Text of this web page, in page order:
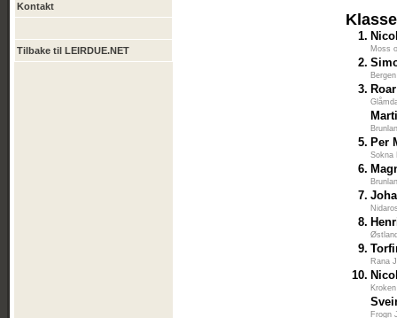
Kontakt
Tilbake til LEIRDUE.NET
1.
Moss
2.
3.
5. Per
Sokna
6.
7.
8.
9.
Rana
10.
Frogn